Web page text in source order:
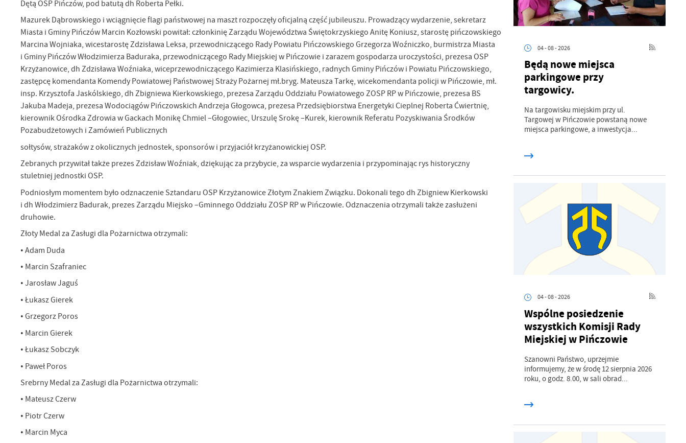
Dętą OSP Pińczów, pod batutą dh Roberta Pełki.
Mazurek Dąbrowskiego i wciągnięcie flagi państwowej na maszt rozpoczęły oficjalną część jubileuszu. Prowadzący wydarzenie, sekretarz
Miasta i Gminy Pińczów Marcin Kozłowski powitał: członkinię Zarządu Województwa Świętokrzyskiego Anitę Koniusz, starostę pińczowskiego
Marcina Wojniaka, wicestarostę Zdzisława Leksa, przewodniczącego Rady Powiatu Pińczowskiego Grzegorza Woźniczko, burmistrza Miasta
i Gminy Pińczów Włodzimierza Baduraka, przewodniczącego Rady Miejskiej w Pińczowie i zarazem gospodarza uroczystości, prezesa OSP
Krzyżanowice, dh Zdzisława Woźniaka, wiceprzewodniczącego Kazimierza Klasińskiego, radnych Gminy Pińczów i Powiatu Pińczowskiego,
zastępcę komendanta Komendy Powiatowej Państwowej Straży Pożarnej mł.bryg. Mateusza Tarkę, wicekomendanta policji w Pińczowie, mł.
insp. Krzysztofa Jaskólskiego, dh Zbigniewa Kierkowskiego, prezesa Zarządu Oddziału Powiatowego ZOSP RP w Pińczowie, prezesa BS
Jakuba Madeja, prezesa Wodociągów Pińczowskich Andrzeja Głogowca, prezesa Przedsiębiorstwa Energetyki Cieplnej Roberta Ćwiertnię,
kierownik Ośrodka Zdrowia w Gackach Monikę Chmiel –Głogowiec, Urszulę Srokę –Kurek, kierownik Referatu Pozyskiwania Środków
Pozabudżetowych i Zamówień Publicznych
sołtysów, strażaków z okolicznych jednostek, sponsorów i przyjaciół krzyżanowickiej OSP.
Zebranych przywitał także prezes Zdzisław Woźniak, dziękując za przybycie, za wsparcie wydarzenia i przypominając rys historyczny
stuletniej jednostki OSP.
Podniosłym momentem było odznaczenie Sztandaru OSP Krzyżanowice Złotym Znakiem Związku. Dokonali tego dh Zbigniew Kierkowski
i dh Włodzimierz Badurak, prezes Zarządu Miejsko –Gminnego Oddziału ZOSP RP w Pińczowie. Odznaczenia otrzymali także zasłużeni
druhowie.
Złoty Medal za Zasługi dla Pożarnictwa otrzymali:
• Adam Duda
• Marcin Szafraniec
• Jarosław Jaguś
• Łukasz Gierek
• Grzegorz Poros
• Marcin Gierek
• Łukasz Sobczyk
• Paweł Poros
Srebrny Medal za Zasługi dla Pożarnictwa otrzymali:
• Mateusz Czerw
• Piotr Czerw
• Marcin Myca
04 - 08 - 2026
Będą nowe miejsca
parkingowe przy
targowicy.
Na targowisku miejskim przy ul.
Targowej w Pińczowie powstaną nowe
miejsca parkingowe, a inwestycja...
04 - 08 - 2026
Wspólne posiedzenie
wszystkich Komisji Rady
Miejskiej w Pińczowie
Szanowni Państwo, uprzejmie
informujemy, że w środę 12 sierpnia 2026
roku, o godz. 8.00, w sali obrad...